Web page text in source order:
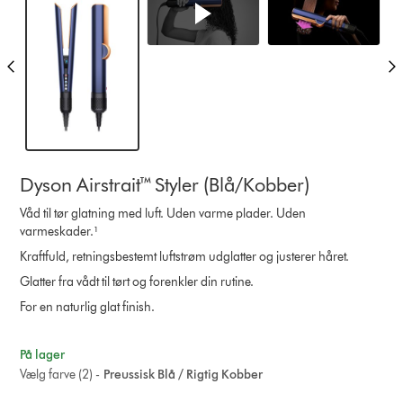
Dyson Airstrait™ Styler (Blå/Kobber)
Våd til tør glatning med luft. Uden varme plader. Uden
varmeskader.¹
Kraftfuld, retningsbestemt luftstrøm udglatter og justerer håret.
Glatter fra vådt til tørt og forenkler din rutine.
For en naturlig glat finish.
På lager
Preussisk Blå / Rigtig Kobber
Vælg farve (2) -